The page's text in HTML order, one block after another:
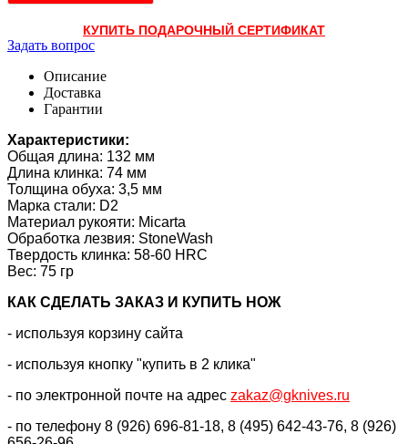
КУПИТЬ ПОДАРОЧНЫЙ СЕРТИФИКАТ
Задать вопрос
Описание
Доставка
Гарантии
Характеристики:
Общая длина: 132 мм
Длина клинка: 74 мм
Толщина обуха: 3,5 мм
Марка стали: D2
Материал рукояти: Micarta
Обработка лезвия: StoneWash
Твердость клинка: 58-60 HRC
Вес: 75 гр
КАК CДЕЛАТЬ ЗАКАЗ И КУПИТЬ НОЖ
- используя корзину сайта
- используя кнопку "купить в 2 клика"
- по электронной почте на адрес zakaz@gknives.ru
- по телефону 8 (926) 696-81-18, 8 (495) 642-43-76, 8 (926)